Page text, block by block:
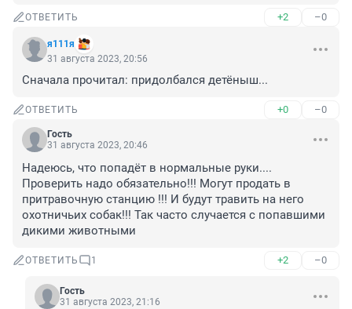
ОТВЕТИТЬ +2 –0
я111я
31 августа 2023, 20:56
Сначала прочитал: придолбался детёныш...
ОТВЕТИТЬ +0 –0
Гость
31 августа 2023, 20:46
Надеюсь, что попадёт в нормальные руки....
Проверить надо обязательно!!! Могут продать в
притравочную станцию !!! И будут травить на него
охотничьих собак!!! Так часто случается с попавшими
дикими животными
ОТВЕТИТЬ 1 +2 –0
Гость
31 августа 2023, 21:16